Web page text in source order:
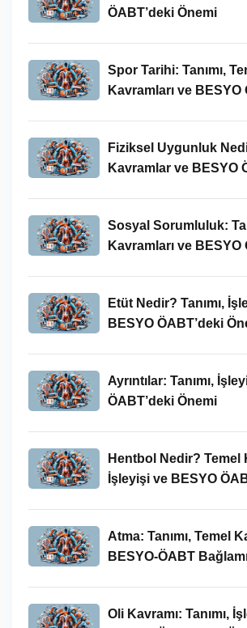
ÖABT’deki Önemi
Spor Tarihi: Tanımı,
Kavramları ve BESYO
Fiziksel Uygunluk
Kavramlar ve BESYO
Sosyal Sorumluluk:
Kavramları ve BESYO
Etüt Nedir? Tanımı,
BESYO ÖABT’deki
Ayrıntılar: Tanımı,
ÖABT’deki Önemi
Hentbol Nedir? Temel
İşleyişi ve BESYO
Atma: Tanımı, Temel
BESYO-ÖABT
Oli Kavramı: Tanımı,